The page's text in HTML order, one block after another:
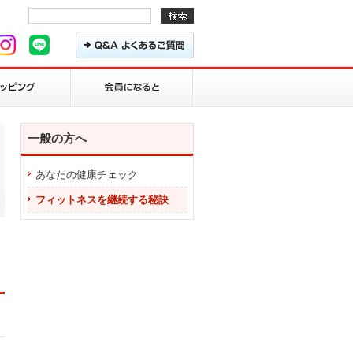
一般の方へ
あなたの健康チェック
フィットネスを継続する秘訣